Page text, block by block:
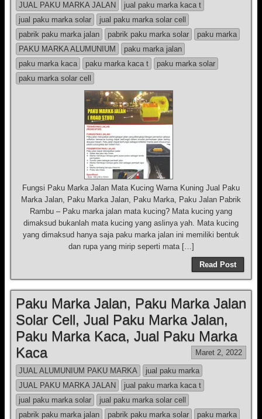
JUAL PAKU MARKA JALAN
jual paku marka kaca t
jual paku marka solar
jual paku marka solar cell
pabrik paku marka jalan
pabrik paku marka solar
paku marka
PAKU MARKA ALUMUNIUM
paku marka jalan
paku marka kaca
paku marka kaca t
paku marka solar
paku marka solar cell
Fungsi Paku Marka Jalan Mata Kucing Warna Kuning Jual Paku
Marka Jalan, Paku Marka Jalan, Paku Marka, Paku Jalan Pabrik
Rambu – Paku marka jalan mata kucing? Mata kucing yang
dimaksud bukanlah mata kucing yang aslinya yah. Mata kucing
yang dimaksud hanya saja paku marka jalan ini memiliki bentuk
dan rupa yang mirip seperti mata […]
Read Post
Paku Marka Jalan, Paku Marka Jalan
Solar Cell, Jual Paku Marka Jalan,
Paku Marka Kaca, Jual Paku Marka
Kaca
Maret 2, 2022
JUAL ALUMUNIUM PAKU MARKA
jual paku marka
JUAL PAKU MARKA JALAN
jual paku marka kaca t
jual paku marka solar
jual paku marka solar cell
pabrik paku marka jalan
pabrik paku marka solar paku marka